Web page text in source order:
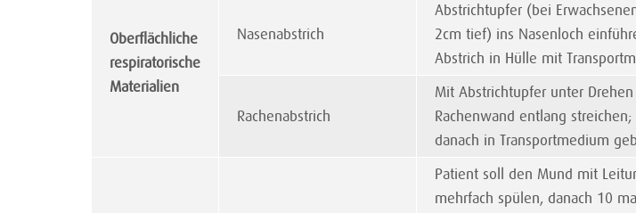
Oberflächliche
respiratorische
Materialien
Nasenabstrich
Abstrichtupfer (bei
2cm tief) ins Nasenloch
Abstrich in Hülle mit
Rachenabstrich
Mit Abstrichtupfer unter
Rachenwand entlang
danach in Transportmedium
Patient soll den Mund mit
mehrfach spülen, danach 10